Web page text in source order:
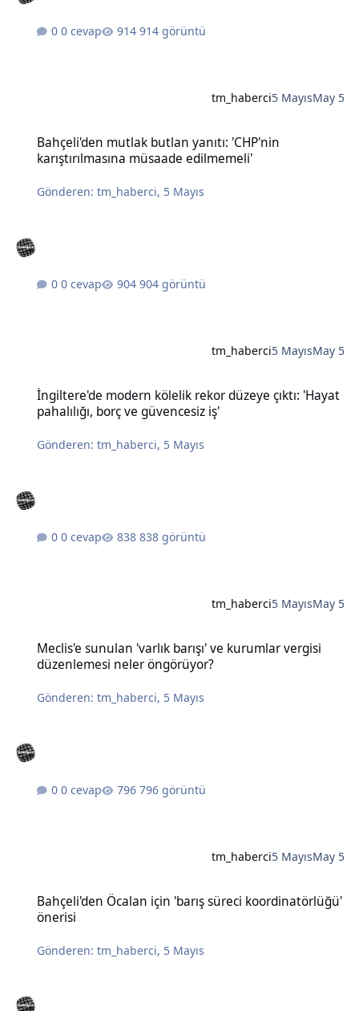
0 cevap 914 görüntü
tm_haberci5 MayısMay 5
Bahçeli'den mutlak butlan yanıtı: 'CHP'nin
karıştırılmasına müsaade edilmemeli'
Gönderen:tm_haberci, 5 Mayıs
0 cevap 904 görüntü
tm_haberci5 MayısMay 5
İngiltere'de modern kölelik rekor düzeye çıktı: 'Hayat
pahalılığı, borç ve güvencesiz iş'
Gönderen:tm_haberci, 5 Mayıs
0 cevap 838 görüntü
tm_haberci5 MayısMay 5
Meclis'e sunulan 'varlık barışı' ve kurumlar vergisi
düzenlemesi neler öngörüyor?
Gönderen:tm_haberci, 5 Mayıs
0 cevap 796 görüntü
tm_haberci5 MayısMay 5
Bahçeli'den Öcalan için 'barış süreci koordinatörlüğü'
önerisi
Gönderen:tm_haberci, 5 Mayıs